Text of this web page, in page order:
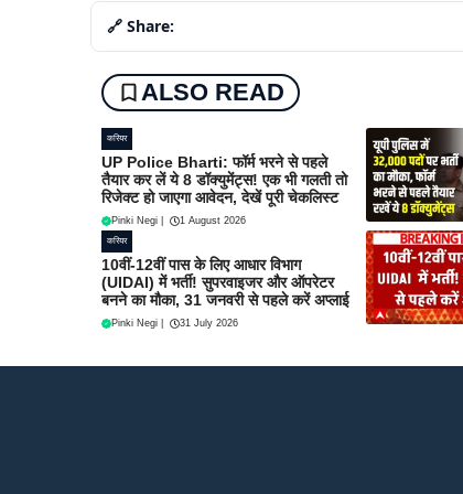
🔗 Share:
ALSO READ
करियर
UP Police Bharti: फॉर्म भरने से पहले
तैयार कर लें ये 8 डॉक्युमेंट्स! एक भी गलती तो
रिजेक्ट हो जाएगा आवेदन, देखें पूरी चेकलिस्ट
Pinki Negi 1 August 2026
करियर
10वीं-12वीं पास के लिए आधार विभाग
(UIDAI) में भर्ती! सुपरवाइजर और ऑपरेटर
बनने का मौका, 31 जनवरी से पहले करें अप्लाई
Pinki Negi 31 July 2026